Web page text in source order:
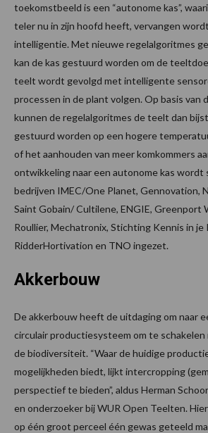
toekomstbeeld is een “autonome kas”,
teler nu in zijn hoofd heeft, vervangen
intelligentie. Met nieuwe regelalgoritmes
kan de kas gestuurd worden om de
teelt wordt gevolgd met intelligente
processen in de plant volgen. Op basis van
kunnen de regelalgoritmes de teelt dan
gestuurd worden op een hogere
of het aanhouden van meer komkommers
ontwikkeling naar een autonome kas wordt
bedrijven IMEC/One Planet, Gennovation,
Saint Gobain/ Cultilene, ENGIE, Greenport
Roullier, Mechatronix, Stichting Kennis in je
RidderHortivation en TNO ingezet.
Akkerbouw
De akkerbouw heeft de uitdaging om naar
circulair productiesysteem om te
de biodiversiteit. “Waar de huidige
mogelijkheden biedt, lijkt intercropping
perspectief te bieden”, aldus Herman
en onderzoeker bij WUR Open Teelten.
op één groot perceel één gewas geteeld